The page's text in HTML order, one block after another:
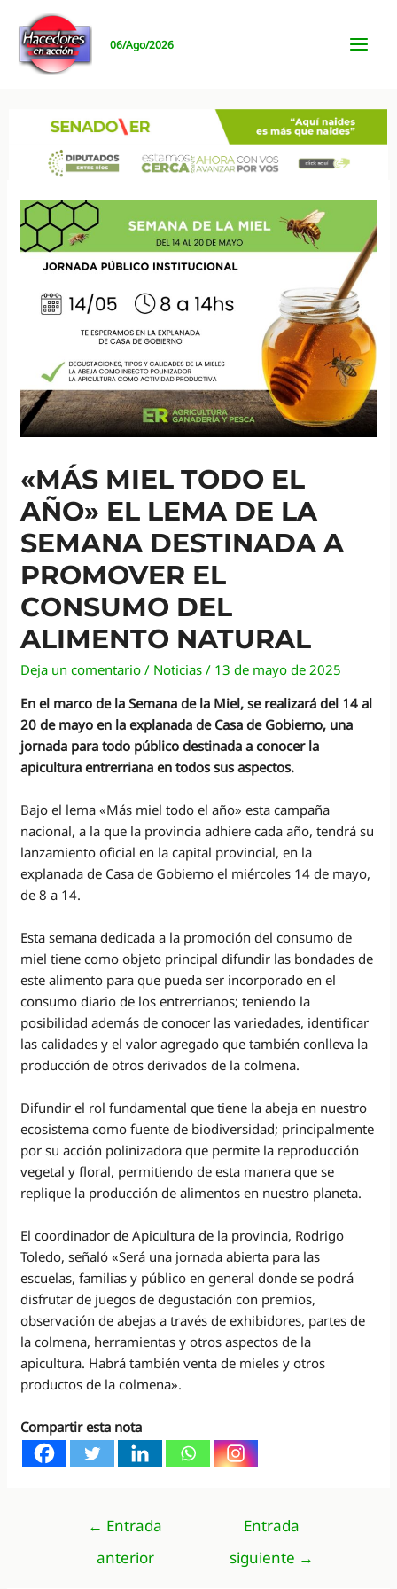
contenido
06/Ago/2026
«MÁS MIEL TODO EL
AÑO» EL LEMA DE LA
SEMANA DESTINADA A
PROMOVER EL
CONSUMO DEL
ALIMENTO NATURAL
Deja un comentario / Noticias / 13 de mayo de 2025
En el marco de la Semana de la Miel, se realizará del 14 al
20 de mayo en la explanada de Casa de Gobierno, una
jornada para todo público destinada a conocer la
apicultura entrerriana en todos sus aspectos.
Bajo el lema «Más miel todo el año» esta campaña
nacional, a la que la provincia adhiere cada año, tendrá su
lanzamiento oficial en la capital provincial, en la
explanada de Casa de Gobierno el miércoles 14 de mayo,
de 8 a 14.
Esta semana dedicada a la promoción del consumo de
miel tiene como objeto principal difundir las bondades de
este alimento para que pueda ser incorporado en el
consumo diario de los entrerrianos; teniendo la
posibilidad además de conocer las variedades, identificar
las calidades y el valor agregado que también conlleva la
producción de otros derivados de la colmena.
Difundir el rol fundamental que tiene la abeja en nuestro
ecosistema como fuente de biodiversidad; principalmente
por su acción polinizadora que permite la reproducción
vegetal y floral, permitiendo de esta manera que se
replique la producción de alimentos en nuestro planeta.
El coordinador de Apicultura de la provincia, Rodrigo
Toledo, señaló «Será una jornada abierta para las
escuelas, familias y público en general donde se podrá
disfrutar de juegos de degustación con premios,
observación de abejas a través de exhibidores, partes de
la colmena, herramientas y otros aspectos de la
apicultura. Habrá también venta de mieles y otros
productos de la colmena».
Compartir esta nota
Navegación
entradas
← Entrada
anterior
Entrada
siguiente →